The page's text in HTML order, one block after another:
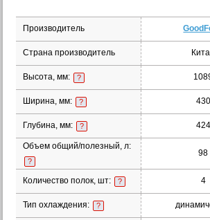
Производитель
Страна производитель
Высота, мм: ?
Ширина, мм: ? 430
Глубина, мм: ? 424
Объем общий/полезный, л:
?
98
Количество полок, шт: ? 4
Тип охлаждения: ?